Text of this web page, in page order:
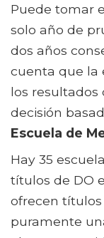
Puede tomar
solo año de
dos años
cuenta que la
los resultados
decisión
Escuela de
Hay 35
títulos de DO
ofrecen títulos
puramente